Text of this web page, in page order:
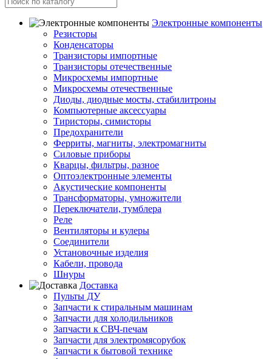
Электронные компоненты
Резисторы
Конденсаторы
Транзисторы импортные
Транзисторы отечественные
Микросхемы импортные
Микросхемы отечественные
Диоды, диодные мосты, стабилитроны
Компьютерные аксессуары
Тиристоры, симисторы
Предохранители
Ферриты, магниты, электромагниты
Силовые приборы
Кварцы, фильтры, разное
Оптоэлектронные элементы
Акустические компоненты
Трансформаторы, умножители
Переключатели, тумблера
Реле
Вентиляторы и кулеры
Соединители
Установочные изделия
Кабели, провода
Шнуры
Доставка
Пульты ДУ
Запчасти к стиральным машинам
Запчасти для холодильников
Запчасти к СВЧ-печам
Запчасти для электромясорубок
Запчасти к бытовой технике